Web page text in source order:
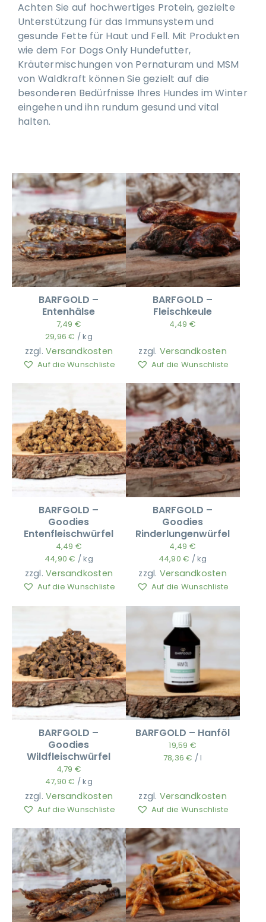
Achten Sie auf hochwertiges Protein, gezielte
Unterstützung für das Immunsystem und
gesunde Fette für Haut und Fell. Mit Produkten
wie dem For Dogs Only Hundefutter,
Kräutermischungen von Pernaturam und MSM
von Waldkraft können Sie gezielt auf die
besonderen Bedürfnisse Ihres Hundes im Winter
eingehen und ihn rundum gesund und vital
halten.
BARFGOLD –
Entenhälse
7,49 €
29,96€ /kg
zzgl.Versandkosten
Auf die Wunschliste
BARFGOLD –
Fleischkeule
4,49 €
zzgl. Versandkosten
Auf die Wunschliste
BARFGOLD –
Goodies
Entenfleischwürfel
4,49 €
44,90€ /kg
zzgl.Versandkosten
Auf die Wunschliste
BARFGOLD –
Goodies
Rinderlungenwürfel
4,49 €
44,90€ /kg
zzgl. Versandkosten
Auf die Wunschliste
BARFGOLD –
Goodies
Wildfleischwürfel
4,79 €
47,90€ /kg
zzgl.Versandkosten
Auf die Wunschliste
BARFGOLD – Hanföl
19,59 €
78,36€ /l
zzgl. Versandkosten
Auf die Wunschliste